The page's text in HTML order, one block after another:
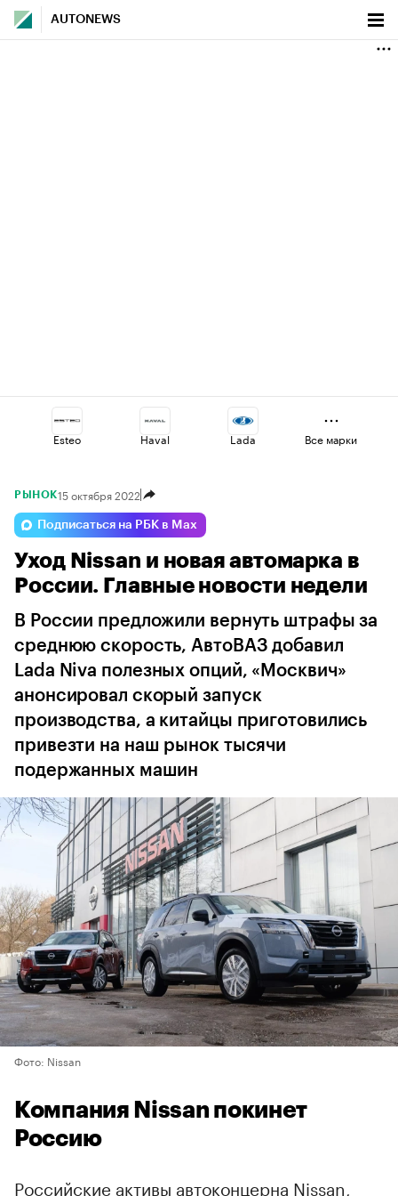
AUTONEWS
Esteo Haval Lada
Changan Jaecoo
Omoda Voyah Volga
Все марки
РЫНОК15 октября 2022
Подписаться на РБК в Max
Уход Nissan и новая автомарка в
России. Главные новости недели
В России предложили вернуть штрафы за
среднюю скорость, АвтоВАЗ добавил
Lada Niva полезных опций, «Москвич»
анонсировал скорый запуск
производства, а китайцы приготовились
привезти на наш рынок тысячи
подержанных машин
Фото: Nissan
Компания Nissan покинет
Россию
Российские активы автоконцерна Nissan,